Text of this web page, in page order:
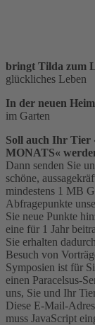
bringt Tilda zum
glückliches Leben
In der neuen
im Garten
Soll auch Ihr Tier
MONATS«
Dann senden Sie
schöne,
mindestens 1 MB
Abfragepunkte
Sie neue Punkte
eine für 1 Jahr
Sie erhalten
Besuch von
Symposien ist für
einen Paracelsus-
uns, Sie und Ihr
Diese E-Mail-
muss JavaScript